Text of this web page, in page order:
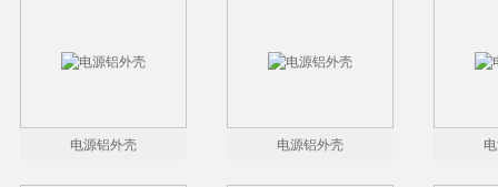
电源铝外壳 电源铝外壳